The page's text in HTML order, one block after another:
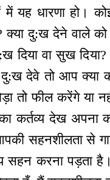
में यह धारणा हो।
दु:ख देने वाले को
दिया वा सुख
दु:ख देवे तो आप
तो फील करेंगे या
कर्तव्य देख अपना
सहनशीलता से
करना पड़ता